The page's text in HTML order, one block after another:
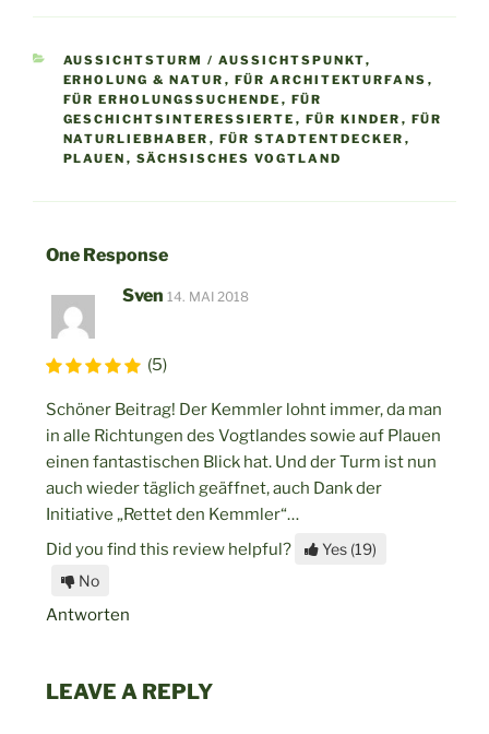
KATEGORIEN
AUSSICHTSTURM / AUSSICHTSPUNKT,
ERHOLUNG & NATUR , FÜR ARCHITEKTURFANS ,
FÜR ERHOLUNGSSUCHENDE , FÜR
GESCHICHTSINTERESSIERTE , FÜR KINDER , FÜR
NATURLIEBHABER , FÜR STADTENTDECKER ,
PLAUEN , SÄCHSISCHES VOGTLAND
One Response
Sven 14. MAI 2018
(5)
Schöner Beitrag! Der Kemmler lohnt immer, da man
in alle Richtungen des Vogtlandes sowie auf Plauen
einen fantastischen Blick hat. Und der Turm ist nun
auch wieder täglich geäffnet, auch Dank der
Initiative „Rettet den Kemmler“…
Did you find this review helpful?
Yes (19)
No
Antworten
LEAVE A REPLY
Beitragsnavigation